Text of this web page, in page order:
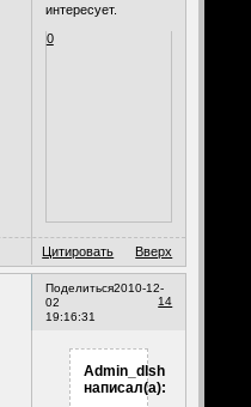
интересует.
0
Цитировать Вверх
Поделиться
14
2010-12-
02
19:16:31
Admin_dlsh
написал(а):